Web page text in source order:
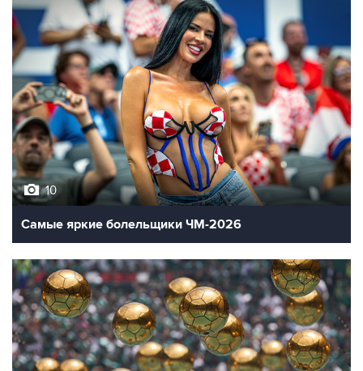
10
Самые яркие болельщики ЧМ-2026